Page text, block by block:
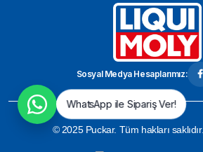
Sosyal Medya Hesaplarımız:
© 2025 Puckar. Tüm hakları saklıdır.
WhatsApp ile Sipariş Ver!